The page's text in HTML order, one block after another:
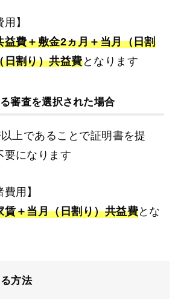
】
益費＋敷金2ヵ月＋当月（日割
日割り）共益費となります
審査を選択された場合
上であることで証明書を提
要になります
用】
賃＋当月（日割り）共益費とな
方法